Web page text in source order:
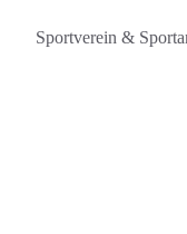
Sportverein &